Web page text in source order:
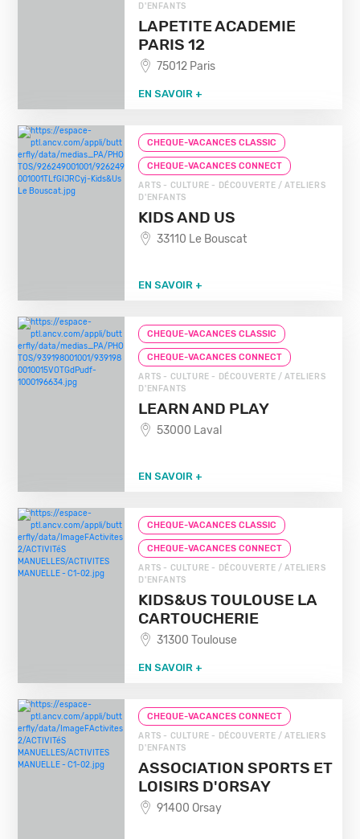
D'ENFANTS
LAPETITE ACADEMIE
PARIS 12
75012 Paris
EN SAVOIR +
CHEQUE-VACANCES CLASSIC
CHEQUE-VACANCES CONNECT
ARTS - CULTURE - DÉCOUVERTE / ATELIERS
D'ENFANTS
KIDS AND US
33110 Le Bouscat
EN SAVOIR +
CHEQUE-VACANCES CLASSIC
CHEQUE-VACANCES CONNECT
ARTS - CULTURE - DÉCOUVERTE / ATELIERS
D'ENFANTS
LEARN AND PLAY
53000 Laval
EN SAVOIR +
CHEQUE-VACANCES CLASSIC
CHEQUE-VACANCES CONNECT
ARTS - CULTURE - DÉCOUVERTE / ATELIERS
D'ENFANTS
KIDS&US TOULOUSE LA
CARTOUCHERIE
31300 Toulouse
EN SAVOIR +
CHEQUE-VACANCES CONNECT
ARTS - CULTURE - DÉCOUVERTE / ATELIERS
D'ENFANTS
ASSOCIATION SPORTS ET
LOISIRS D'ORSAY
91400 Orsay